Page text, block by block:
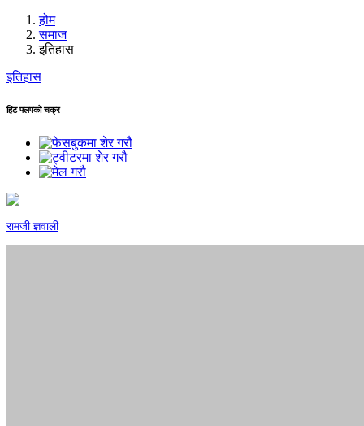
होम
समाज
इतिहास
इतिहास
हिट फ्लपको चक्र
रामजी ज्ञवाली